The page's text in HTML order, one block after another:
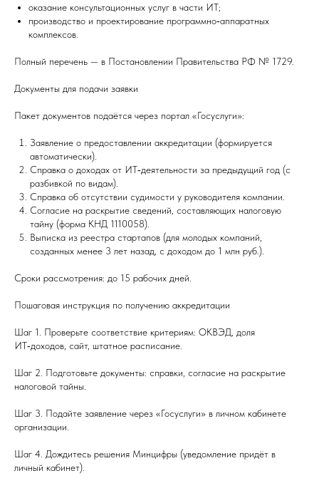
оказание консультационных услуг в части ИТ;
производство и проектирование программно‑аппаратных
комплексов.
Полный перечень — в Постановлении Правительства РФ № 1729.
Документы для подачи заявки
Пакет документов подаётся через портал «Госуслуги»:
Заявление о предоставлении аккредитации (формируется
автоматически).
Справка о доходах от ИТ‑деятельности за предыдущий год (с
разбивкой по видам).
Справка об отсутствии судимости у руководителя компании.
Согласие на раскрытие сведений, составляющих налоговую
тайну (форма КНД 1110058).
Выписка из реестра стартапов (для молодых компаний,
созданных менее 3 лет назад, с доходом до 1 млн руб.).
Сроки рассмотрения: до 15 рабочих дней.
Пошаговая инструкция по получению аккредитации
Шаг 1. Проверьте соответствие критериям: ОКВЭД, доля
ИТ‑доходов, сайт, штатное расписание.
Шаг 2. Подготовьте документы: справки, согласие на раскрытие
налоговой тайны.
Шаг 3. Подайте заявление через «Госуслуги» в личном кабинете
организации.
Шаг 4. Дождитесь решения Минцифры (уведомление придёт в
личный кабинет).